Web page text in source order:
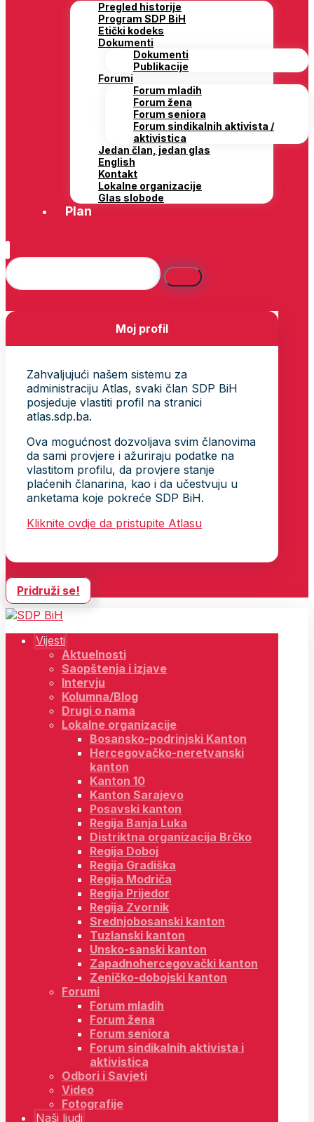
Pregled historije
Program SDP BiH
Etički kodeks
Dokumenti
Dokumenti
Publikacije
Forumi
Forum mladih
Forum žena
Forum seniora
Forum sindikalnih aktivista /
aktivistica
Jedan član, jedan glas
English
Kontakt
Lokalne organizacije
Glas slobode
Plan
Moj profil
Zahvaljujući našem sistemu za
administraciju Atlas, svaki član SDP BiH
posjeduje vlastiti profil na stranici
atlas.sdp.ba.
Ova mogućnost dozvoljava svim članovima
da sami provjere i ažuriraju podatke na
vlastitom profilu, da provjere stanje
plaćenih članarina, kao i da učestvuju u
anketama koje pokreće SDP BiH.
Kliknite ovdje da pristupite Atlasu
Pridruži se!
Vijesti
Aktuelnosti
Saopštenja i izjave
Intervju
Kolumna/Blog
Drugi o nama
Lokalne organizacije
Bosansko-podrinjski Kanton
Hercegovačko-neretvanski
kanton
Kanton 10
Kanton Sarajevo
Posavski kanton
Regija Banja Luka
Distriktna organizacija Brčko
Regija Doboj
Regija Gradiška
Regija Modriča
Regija Prijedor
Regija Zvornik
Srednjobosanski kanton
Tuzlanski kanton
Unsko-sanski kanton
Zapadnohercegovački kanton
Zeničko-dobojski kanton
Forumi
Forum mladih
Forum žena
Forum seniora
Forum sindikalnih aktivista i
aktivistica
Odbori i Savjeti
Video
Fotografije
Naši ljudi